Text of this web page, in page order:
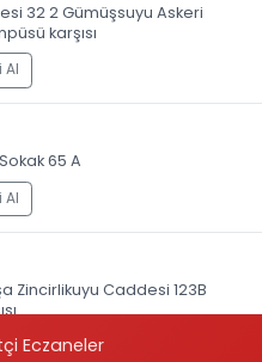
32 2 Gümüşsuyu Askeri
karşısı
Al
65 A
Al
Zincirlikuyu Caddesi 123B
AlEczaneler